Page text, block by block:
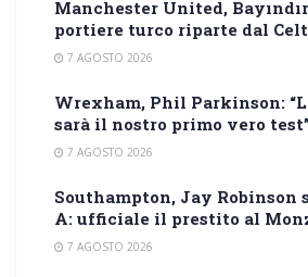
Manchester United,
portiere turco riparte dal
7 AGOSTO 2026
Wrexham, Phil Parkinson:
sarà il nostro primo vero test”
7 AGOSTO 2026
Southampton, Jay Robinson
A: ufficiale il prestito al
7 AGOSTO 2026